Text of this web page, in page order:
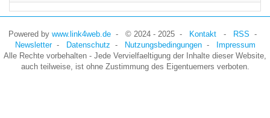
Powered by www.link4web.de - © 2024 - 2025 - Kontakt - RSS -
Newsletter- Datenschutz - Nutzungsbedingungen-
Impressum
Alle Rechte vorbehalten - Jede Vervielfaeltigung der Inhalte dieser Website,
auch teilweise, ist ohne Zustimmung des Eigentuemers verboten.